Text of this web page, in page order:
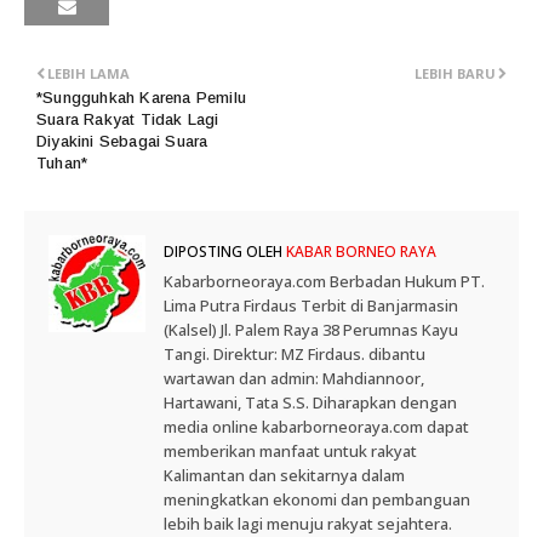
LEBIH BARU
LEBIH LAMA
*Sungguhkah Karena Pemilu
Suara Rakyat Tidak Lagi
Diyakini Sebagai Suara
Tuhan*
DIPOSTING OLEH KABAR BORNEO RAYA
Kabarborneoraya.com Berbadan Hukum PT.
Lima Putra Firdaus Terbit di Banjarmasin
(Kalsel) Jl. Palem Raya 38 Perumnas Kayu
Tangi. Direktur: MZ Firdaus. dibantu
wartawan dan admin: Mahdiannoor,
Hartawani, Tata S.S. Diharapkan dengan
media online kabarborneoraya.com dapat
memberikan manfaat untuk rakyat
Kalimantan dan sekitarnya dalam
meningkatkan ekonomi dan pembanguan
lebih baik lagi menuju rakyat sejahtera.